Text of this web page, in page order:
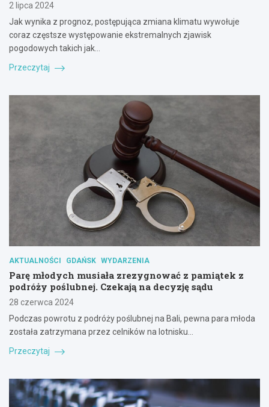
2 lipca 2024
Jak wynika z prognoz, postępująca zmiana klimatu wywołuje
coraz częstsze występowanie ekstremalnych zjawisk
pogodowych takich jak…
Przeczytaj
AKTUALNOŚCI GDAŃSK WYDARZENIA
Parę młodych musiała zrezygnować z pamiątek z
podróży poślubnej. Czekają na decyzję sądu
28 czerwca 2024
Podczas powrotu z podróży poślubnej na Bali, pewna para młoda
została zatrzymana przez celników na lotnisku…
Przeczytaj